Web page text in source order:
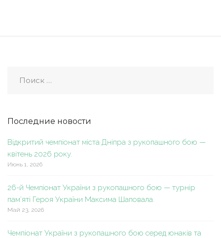
Последние новости
Відкритий чемпіонат міста Дніпра з рукопашного бою —
квітень 2026 року.
Июнь 1, 2026
26-й Чемпіонат України з рукопашного бою — турнір
пам’яті Героя України Максима Шаповала.
Май 23, 2026
Чемпіонат України з рукопашного бою серед юнаків та